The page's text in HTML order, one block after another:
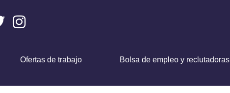
Ofertas de trabajo Bolsa de empleo y reclutadoras